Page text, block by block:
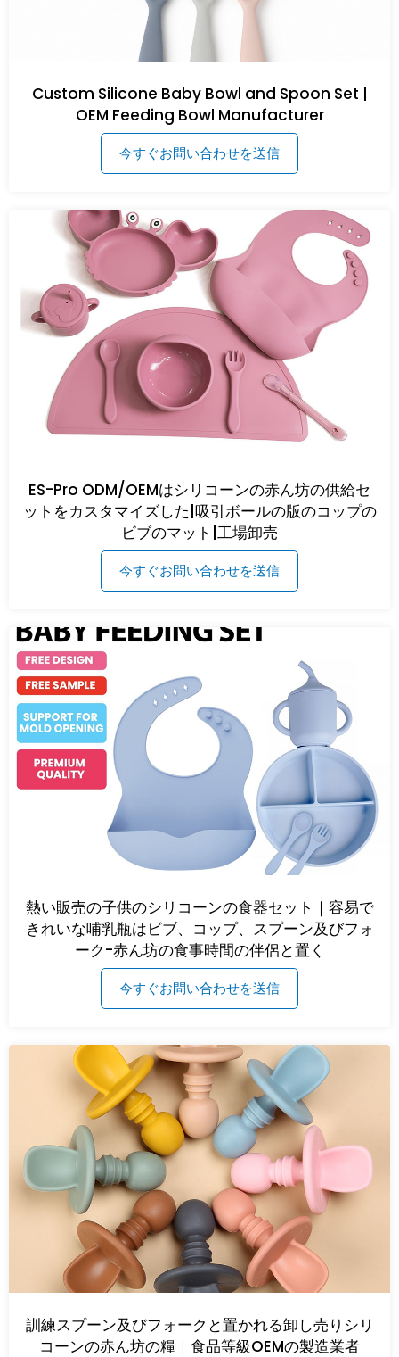
Custom Silicone Baby Bowl and Spoon Set |
OEM Feeding Bowl Manufacturer
今すぐお問い合わせを送信
ES-Pro ODM/OEMはシリコーンの赤ん坊の供給セ
ットをカスタマイズした|吸引ボールの版のコップの
ビブのマット|工場卸売
今すぐお問い合わせを送信
熱い販売の子供のシリコーンの食器セット｜容易で
きれいな哺乳瓶はビブ、コップ、スプーン及びフォ
ーク-赤ん坊の食事時間の伴侶と置く
今すぐお問い合わせを送信
訓練スプーン及びフォークと置かれる卸し売りシリ
コーンの赤ん坊の糧｜食品等級OEMの製造業者